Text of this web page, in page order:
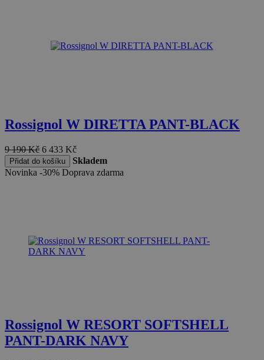
Rossignol W DIRETTA PANT-BLACK
9 190Kč 6 433 Kč
Přidat do košíku
Skladem
Novinka -30% Doprava zdarma
Rossignol W RESORT SOFTSHELL
PANT-DARK NAVY